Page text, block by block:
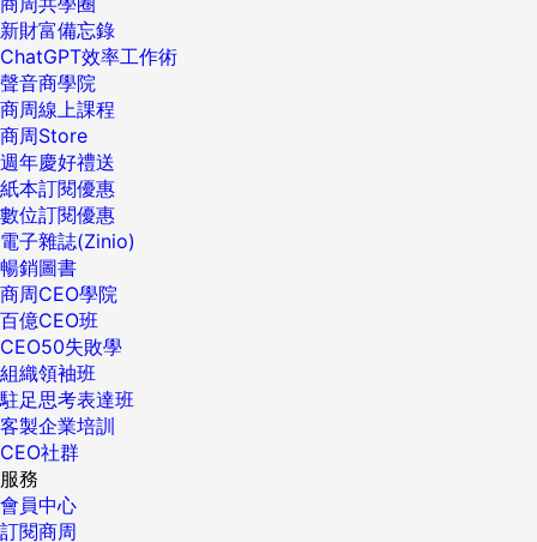
新財富備忘錄
ChatGPT效率工作術
聲音商學院
商周線上課程
商周Store
週年慶好禮送
紙本訂閱優惠
數位訂閱優惠
電子雜誌(Zinio)
暢銷圖書
商周CEO學院
百億CEO班
CEO50失敗學
組織領袖班
駐足思考表達班
客製企業培訓
CEO社群
服務
會員中心
訂閱商周